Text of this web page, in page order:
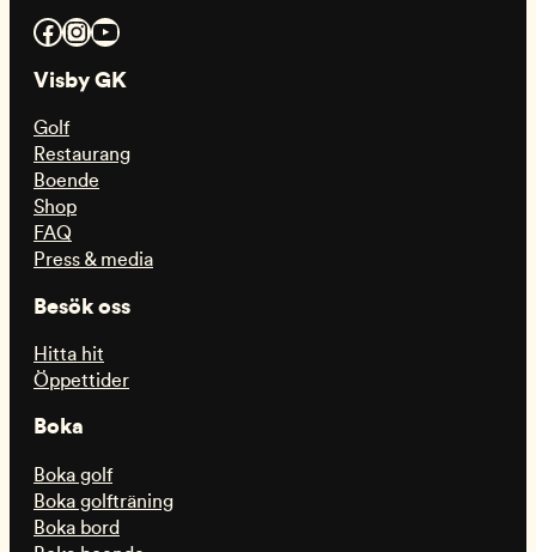
Facebook InstagramYouTube
Visby GK
Golf
Restaurang
Boende
Shop
FAQ
Press & media
Besök oss
Hitta hit
Öppettider
Boka
Boka golf
Boka golfträning
Boka bord